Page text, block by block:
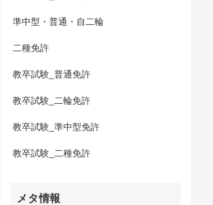
準中型・普通・自二輪
二種免許
教卒試験_普通免許
教卒試験_二輪免許
教卒試験_準中型免許
教卒試験_二種免許
メタ情報